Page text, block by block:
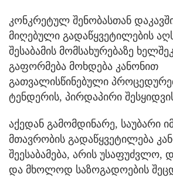
კონკრეტულ შენობასთან
მიღებული გადაწყვეტილების
შესაბამის მომსახურებაზე
გაფორმება მოხდება კანონით
გათვალისწინებული
ტენდერის, პირდაპირი
აქედან გამომდინარე, საუბარი
მთავრობის გადაწყვეტილება
შეესაბამება, არის უსაფუძვლო,
და მხოლოდ საზოგადოების